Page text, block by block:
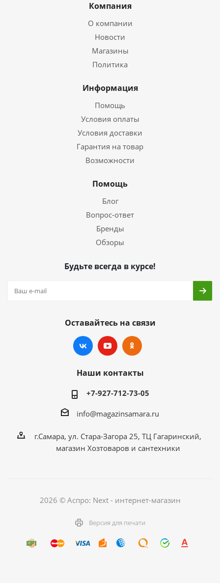
Компания
О компании
Новости
Магазины
Политика
Информация
Помощь
Условия оплаты
Условия доставки
Гарантия на товар
Возможности
Помощь
Блог
Вопрос-ответ
Бренды
Обзоры
Будьте всегда в курсе!
Оставайтесь на связи
Наши контакты
+7-927-712-73-05
info@magazinsamara.ru
г.Самара, ул. Стара-Загора 25, ТЦ Гагаринский,
магазин Хозтоваров и сантехники
2026 © Аспро: Next - интернет-магазин
Версия для печати